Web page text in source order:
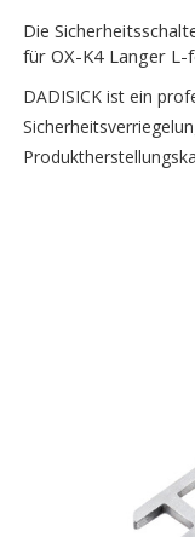
Die
für OX-K4 Langer
DADISICK ist ein